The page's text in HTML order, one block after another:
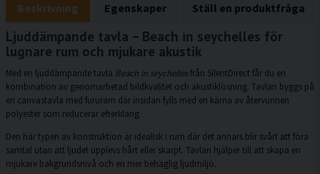
Beskrivning Egenskaper Ställ en produktfråga
Ljuddämpande tavla – Beach in seychelles för
lugnare rum och mjukare akustik
Med en ljuddämpande tavla Beach in seychellesfrån SilentDirect får du en
kombination av genomarbetad bildkvalitet och akustiklösning. Tavlan byggs på
en canvastavla med fururam där insidan fylls med en kärna av återvunnen
polyester som reducerar efterklang.
Den här typen av konstruktion är idealisk i rum där det annars blir svårt att föra
samtal utan att ljudet upplevs hårt eller skarpt. Tavlan hjälper till att skapa en
mjukare bakgrundsnivå och en mer behaglig ljudmiljö.